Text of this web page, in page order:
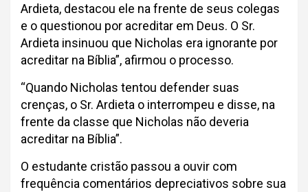
Ardieta, destacou ele na frente de seus colegas
e o questionou por acreditar em Deus. O Sr.
Ardieta insinuou que Nicholas era ignorante por
acreditar na Bíblia”, afirmou o processo.
“Quando Nicholas tentou defender suas
crenças, o Sr. Ardieta o interrompeu e disse, na
frente da classe que Nicholas não deveria
acreditar na Bíblia”.
O estudante cristão passou a ouvir com
frequência comentários depreciativos sobre sua